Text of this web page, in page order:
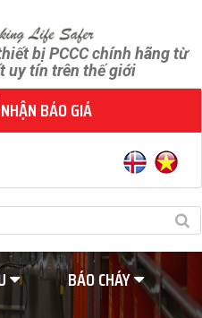
bị PCCC chính hãng từ
uy tín trên thế giới
BÁO GIÁ
BÁO CHÁY